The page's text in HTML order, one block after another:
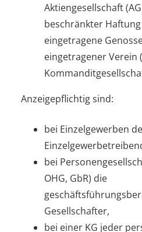
Aktiengesellschaft
beschränkter Haftung
eingetragene
eingetragener Verein
Anzeigepflichtig sind:
bei Einzelgewerben
bei
OHG, GbR) die
Gesellschafter,
bei einer KG jeder